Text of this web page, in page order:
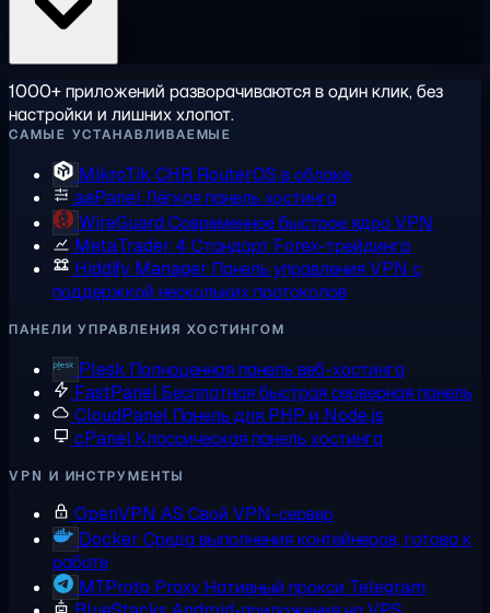
1000+ приложений разворачиваются в один клик, без
настройки и лишних хлопот.
САМЫЕ УСТАНАВЛИВАЕМЫЕ
MikroTik CHR RouterOS в облаке
aaPanelЛёгкая панель хостинга
WireGuard Современное быстрое ядро VPN
MetaTrader 4 Стандарт Forex-трейдинга
Hiddify Manager Панель управления VPN с
поддержкой нескольких протоколов
ПАНЕЛИ УПРАВЛЕНИЯ ХОСТИНГОМ
Plesk Полноценная панель веб-хостинга
FastPanelБесплатная быстрая серверная панель
CloudPanel Панель для PHP и Node.js
cPanelКлассическая панель хостинга
VPN И ИНСТРУМЕНТЫ
OpenVPN AS Свой VPN-сервер
Docker Среда выполнения контейнеров, готова к
работе
MTProto ProxyНативный прокси Telegram